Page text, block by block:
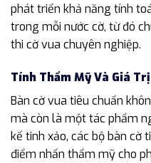
phát triển khả năng tính
trong mỗi nước cờ, từ đó
thi cờ vua chuyên nghiệp.
Tính Thẩm Mỹ Và Giá
Bàn cờ vua tiêu chuẩn
mà còn là một tác phẩm
kế tinh xảo, các bộ bàn cờ
điểm nhấn thẩm mỹ cho